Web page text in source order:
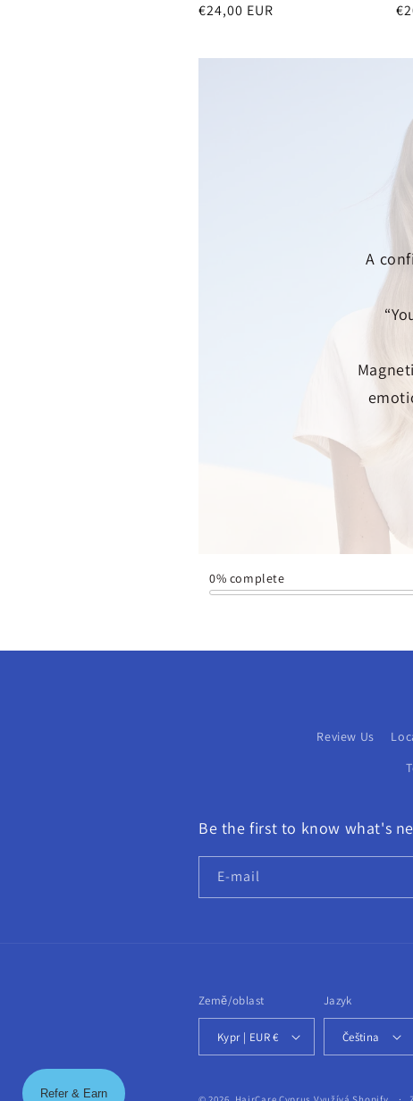
Běžná
€24,00 EUR
Review Us
Be the first to know what's
E-mail
Země/oblast
Kypr | EUR €
Jazyk
Čeština
Refer & Earn